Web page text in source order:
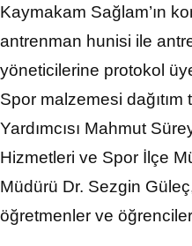
Kaymakam Sağlam’ın
antrenman hunisi ile
yöneticilerine protokol
Spor malzemesi
Yardımcısı Mahmut
Hizmetleri ve Spor İlçe
Müdürü Dr. Sezgin
öğretmenler ve öğrenciler